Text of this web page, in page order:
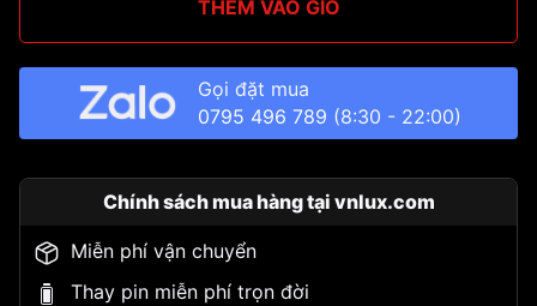
THÊM VÀO GIỎ
Gọi đặt mua
0795 496 789 (8:30 - 22:00)
Chính sách mua hàng tại vnlux.com
Miễn phí vận chuyển
Thay pin miễn phí trọn đời